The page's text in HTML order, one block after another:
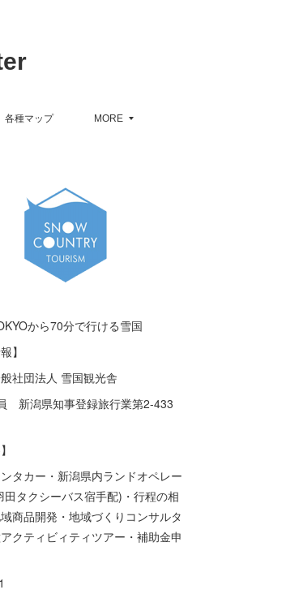
各種マップ MORE
から70分で行ける雪国
】
社団法人 雪国観光舎
新潟県知事登録旅行業第2-433
タカー・新潟県内ランドオペレー
田タクシーバス宿手配)・行程の相
商品開発・地域づくりコンサルタ
クティビィティツアー・補助金申